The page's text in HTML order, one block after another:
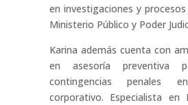
en investigaciones y
Ministerio Público y Poder
Karina además cuenta con
en asesoría preventiva
contingencias penales
corporativo. Especialista en